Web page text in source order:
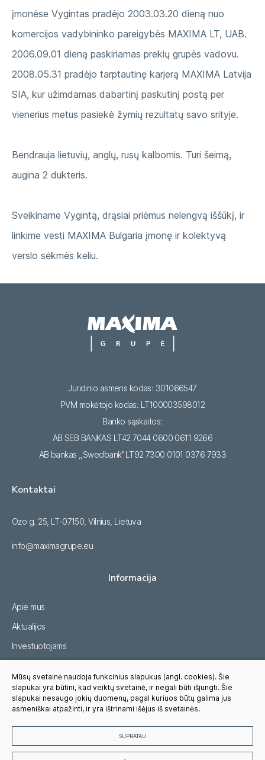
įmonėse Vygintas pradėjo 2003.03.20 dieną nuo
komercijos vadybininko pareigybės MAXIMA LT, UAB.
2006.09.01 dieną paskiriamas prekių grupės vadovu.
2008.05.31 pradėjo tarptautinę karjerą MAXIMA Latvija
SIA, kur užimdamas dabartinį paskutinį postą per
vienerius metus pasiekė žymių rezultatų savo srityje.
Bendrauja lietuvių, anglų, rusų kalbomis. Turi šeimą,
augina 2 dukteris.
Sveikiname Vygintą, drąsiai priėmus nelengvą iššūkį, ir
linkime vesti MAXIMA Bulgaria įmonę ir kolektyvą
verslo sėkmės keliu.
Juridinio asmens kodas: 301066547
PVM mokėtojo kodas: LT100003598012
Banko sąskaitos:
AB SEB BANKAS LT42 7044 0600 0611 9266
AB bankas ,,Swedbank’’ LT92 7300 0101 0376 7933
Kontaktai
Ozo g. 25, LT-07150, Vilnius, Lietuva
info@maximagrupe.eu
Informacija
Apie mus
Aktualijos
Investuotojams
Karjera
Pasitikėjimo linija
Mūsų svetainė naudoja funkcinius slapukus (angl. cookies). Šie
slapukai yra būtini, kad veiktų svetainė, ir negali būti išjungti. Šie
slapukai nesaugo jokių duomenų, pagal kuriuos būtų galima jus
asmeniškai atpažinti, ir yra ištrinami išėjus iš svetainės.
SUPRATAU